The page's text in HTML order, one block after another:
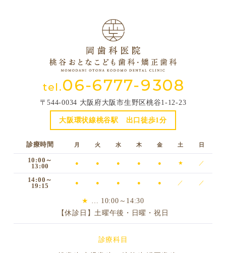
〒544-0034 大阪府大阪市生野区桃谷1-12-23
大阪環状線桃谷駅 出口徒歩1分
診療時間 月 火 水 木 金 土 日
10:00～
13:00
● ● ● ● ● ★ ／
14:00～
19:15
● ● ● ● ● ／ ／
★ … 10:00～14:30
【休診日】土曜午後・日曜・祝日
診療科目